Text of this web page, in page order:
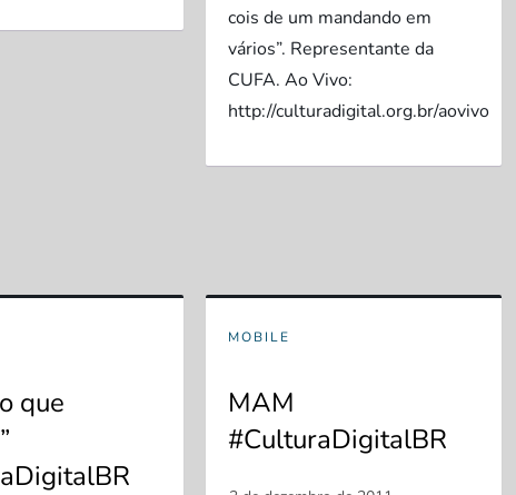
cois de um mandando em
vários”. Representante da
CUFA. Ao Vivo:
http://culturadigital.org.br/aovivo
que
MOBILE
MAM
#CulturaDigitalBR